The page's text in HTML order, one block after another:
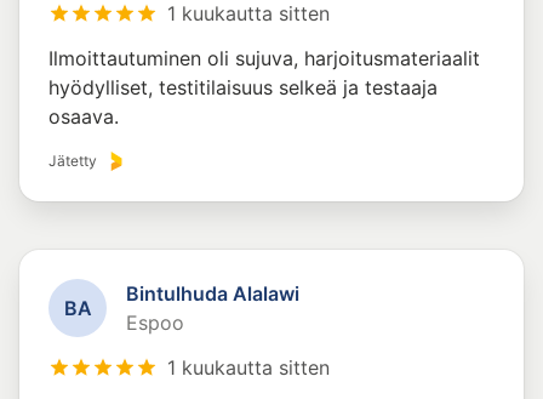
1 kuukautta sitten
Ilmoittautuminen oli sujuva, harjoitusmateriaalit
hyödylliset, testitilaisuus selkeä ja testaaja
osaava.
Jätetty
BA
Bintulhuda Alalawi
Espoo
1 kuukautta sitten